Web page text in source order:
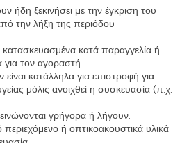
ήδη ξεκινήσει με την έγκριση του
την λήξη της περιόδου
κατασκευασμένα κατά παραγγελία ή
τον αγοραστή.
είναι κατάλληλα για επιστροφή για
μόλις ανοιχθεί η συσκευασία (π.χ.
γρήγορα ή λήγουν.
ή οπτικοακουστικά υλικά